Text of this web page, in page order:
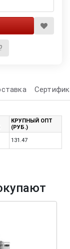
КРУПНЫЙ ОПТ
(РУБ.)
131.47